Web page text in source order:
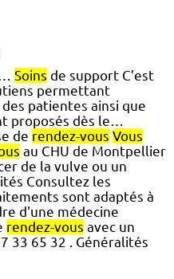
Soins de support C’est
permettant
patientes ainsi que
proposés dès le…
de rendez-vous Vous
au CHU de Montpellier
de la vulve ou un
Consultez les
sont adaptés à
d'une médecine
rendez-vous avec un
33 65 32 . Généralités